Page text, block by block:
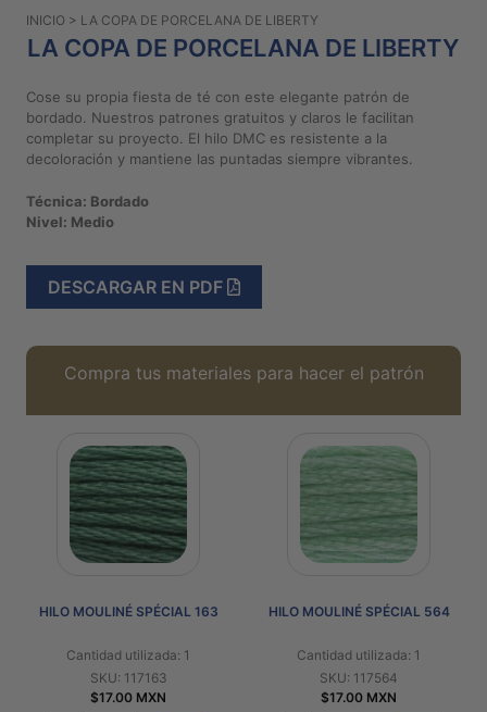
frecuentes
Aviso De
Políticas
Compra
2026
Diseños
Bordar
INICIO > LA COPA DE PORCELANA DE LIBERTY
LA COPA DE PORCELANA DE LIBERTY
Cose su propia fiesta de té con este elegante patrón de
bordado. Nuestros patrones gratuitos y claros le facilitan
completar su proyecto. El hilo DMC es resistente a la
decoloración y mantiene las puntadas siempre vibrantes.
Técnica: Bordado
Nivel: Medio
DESCARGAR EN PDF
Compra tus materiales para hacer el patrón
HILO MOULINÉ SPÉCIAL 163
Cantidad utilizada: 1
SKU: 117163
$17.00 MXN
HILO MOULINÉ SPÉCIAL 564
Cantidad utilizada: 1
SKU: 117564
$17.00 MXN